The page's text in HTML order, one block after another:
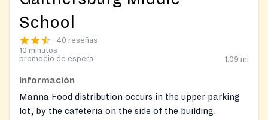
School
40 reseñas
10 minutos
promedio de espera
1.09 mi
Información
Manna Food distribution occurs in the upper parking
lot, by the cafeteria on the side of the building.